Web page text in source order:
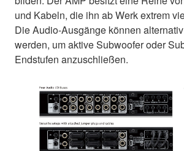
und Kabeln, die ihn ab Werk extrem
Die Audio-Ausgänge können
werden, um aktive Subwoofer oder
Endstufen anzuschließen.